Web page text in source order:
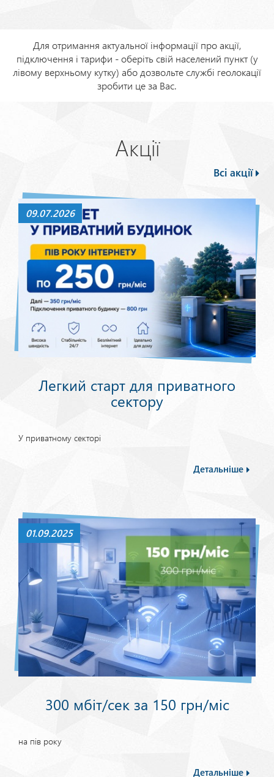
Для отримання актуальної інформації про акції,
підключення і тарифи - оберіть свій населений пункт (у
лівому верхньому кутку) або дозвольте службі геолокації
зробити це за Вас.
Акції
Всі акції
09.07.2026
Легкий старт для приватного
сектору
У приватному секторі
Детальніше
01.09.2025
300 мбіт/сек за 150 грн/міс
на пів року
Детальніше